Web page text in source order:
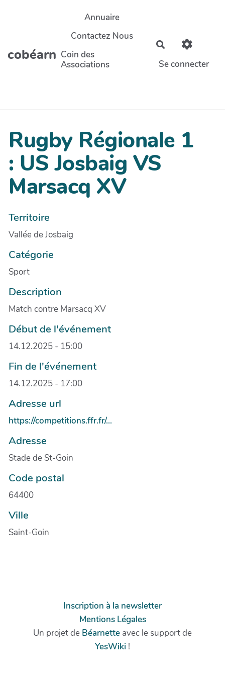
Aller au contenu principal
cobéarn
Annuaire
Contactez Nous
Coin des
Associations
Rechercher
Se connecter
Rugby Régionale 1
: US Josbaig VS
Marsacq XV
Territoire
Vallée de Josbaig
Catégorie
Sport
Description
Match contre Marsacq XV
Début de l'événement
14.12.2025 - 15:00
Fin de l'événement
14.12.2025 - 17:00
Adresse url
https://competitions.ffr.fr/...
Adresse
Stade de St-Goin
Code postal
64400
Ville
Saint-Goin
Inscription à la newsletter
Mentions Légales
Un projet de Béarnette avec le support de
YesWiki !